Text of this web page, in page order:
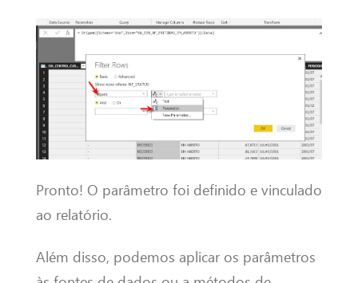
Pronto! O parâmetro foi definido e vinculado
ao relatório.
Além disso, podemos aplicar os parâmetros